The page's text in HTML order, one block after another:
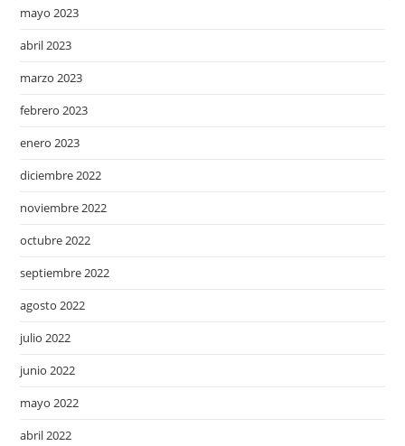
mayo 2023
abril 2023
marzo 2023
febrero 2023
enero 2023
diciembre 2022
noviembre 2022
octubre 2022
septiembre 2022
agosto 2022
julio 2022
junio 2022
mayo 2022
abril 2022